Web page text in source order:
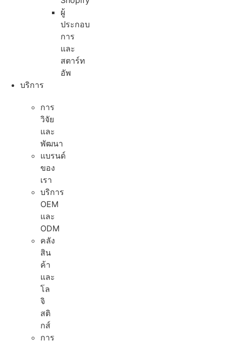
ผู้
ประกอบ
การ
และ
สตาร์ท
อัพ
บริการ
การ
วิจัย
และ
พัฒนา
แบรนด์
ของ
เรา
บริการ
OEM
และ
ODM
คลัง
สิน
ค้า
และ
โล
จิ
สติ
กส์
การ